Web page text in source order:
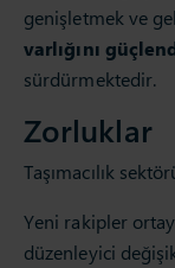
genişletmek ve
varlığını
sürdürmektedir.
Zorluklar
Taşımacılık
Yeni rakipler
düzenleyici